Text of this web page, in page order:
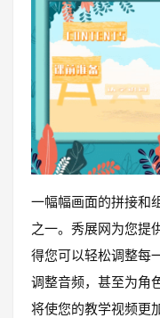
一幅幅画面的拼接和
之一。秀展网为您提
得您可以轻松调整每
调整音频，甚至为角
将使您的教学视频更